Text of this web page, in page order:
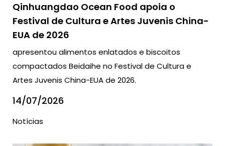
Qinhuangdao Ocean Food apoia o
Festival de Cultura e Artes Juvenis China-
EUA de 2026
apresentou alimentos enlatados e biscoitos
compactados Beidaihe no Festival de Cultura e
Artes Juvenis China-EUA de 2026.
14/07/2026
Notícias